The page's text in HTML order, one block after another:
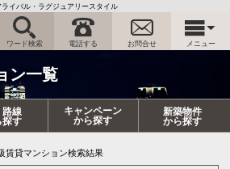
イバル・ラグジュアリースタイル
ワード検索 電話する お問合せ メニュー
ン一覧
路線
探す
キャンペーン
から探す
新築物件
から探す
賃貸マンション検索結果